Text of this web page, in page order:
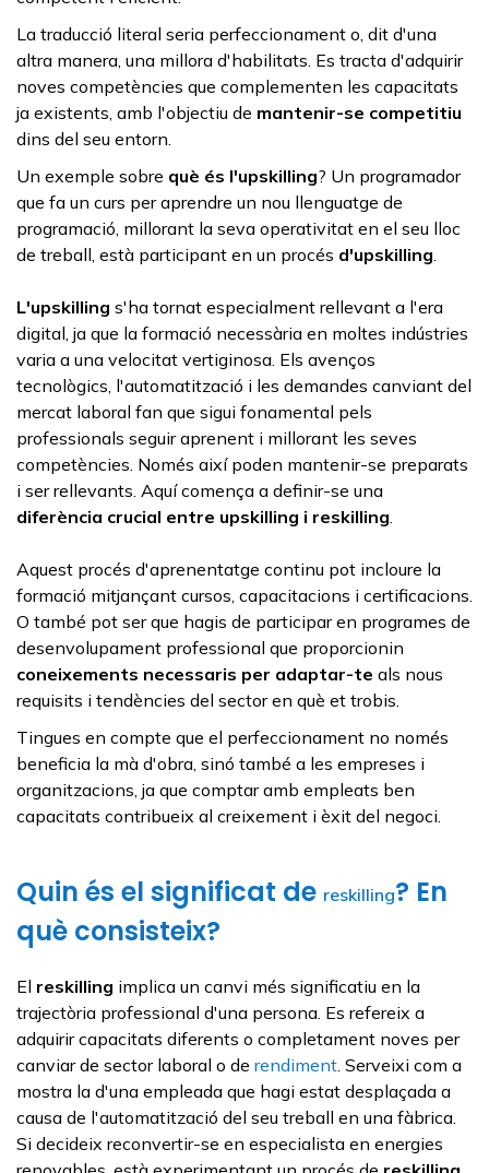
La traducció literal seria perfeccionament o, dit d'una
altra manera, una millora d'habilitats. Es tracta d'adquirir
noves competències que complementen les capacitats
ja existents, amb l'objectiu de mantenir-se competitiu
dins del seu entorn.
Un exemple sobre què és l'upskilling? Un programador
que fa un curs per aprendre un nou llenguatge de
programació, millorant la seva operativitat en el seu lloc
de treball, està participant en un procés d'upskilling
L'upskilling s'ha tornat especialment rellevant a l'era
digital, ja que la formació necessària en moltes indústries
varia a una velocitat vertiginosa. Els avenços
tecnològics, l'automatització i les demandes canviant del
mercat laboral fan que sigui fonamental pels
professionals seguir aprenent i millorant les seves
competències. Només així poden mantenir-se preparats
i ser rellevants. Aquí comença a definir-se una
diferència crucial entre upskilling i reskilling
Aquest procés d'aprenentatge continu pot incloure la
formació mitjançant cursos, capacitacions i certificacions.
O també pot ser que hagis de participar en programes de
desenvolupament professional que proporcionin
coneixements necessaris per adaptar-te als nous
requisits i tendències del sector en què et trobis.
Tingues en compte que el perfeccionament no només
beneficia la mà d'obra, sinó també a les empreses i
organitzacions, ja que comptar amb empleats ben
capacitats contribueix al creixement i èxit del negoci.
Quin és el significat de reskilling? En
què consisteix?
El reskilling implica un canvi més significatiu en la
trajectòria professional d'una persona. Es refereix a
adquirir capacitats diferents o completament noves per
canviar de sector laboral o de rendiment . Serveixi com a
mostra la d'una empleada que hagi estat desplaçada a
causa de l'automatització del seu treball en una fàbrica.
Si decideix reconvertir-se en especialista en energies